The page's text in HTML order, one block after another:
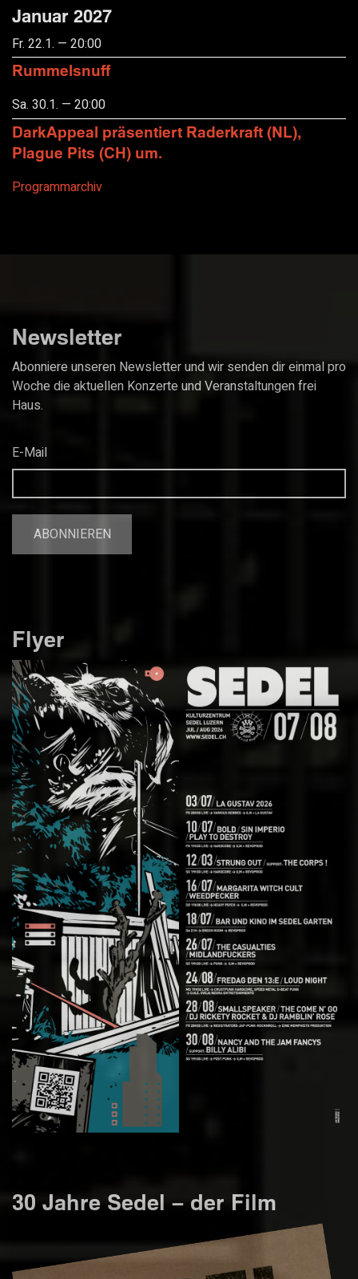
Januar 2027
Fr. 22.1. — 20:00
Rummelsnuff
Sa. 30.1. — 20:00
DarkAppeal präsentiert Raderkraft (NL),
Plague Pits (CH) um.
Programmarchiv
Newsletter
Abonniere unseren Newsletter und wir senden dir einmal pro
Woche die aktuellen Konzerte und Veranstaltungen frei
Haus.
E-Mail
Flyer
30 Jahre Sedel – der Film